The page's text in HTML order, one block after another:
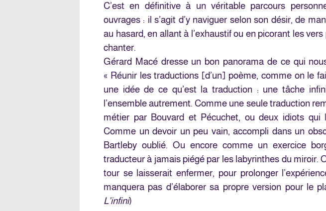
C’est en définitive à un véritable parcours
ouvrages : il s’agit d’y naviguer selon son désir, de
au hasard, en allant à l’exhaustif ou en picorant les
chanter.
Gérard Macé dresse un bon panorama de ce qui
« Réunir les traductions [d’un] poème, comme on le
une idée de ce qu’est la traduction : une tâche
l’ensemble autrement. Comme une seule traduction
métier par Bouvard et Pécuchet, ou deux idiots qui
Comme un devoir un peu vain, accompli dans un
Bartleby oublié. Ou encore comme un exercice
traducteur à jamais piégé par les labyrinthes du miroir.
tour se laisserait enfermer, pour prolonger
manquera pas d’élaborer sa propre version pour le
L’infini)